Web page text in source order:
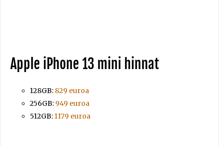
Apple iPhone 13 mini hinnat
128GB: 829 euroa
256GB: 949 euroa
512GB: 1179 euroa